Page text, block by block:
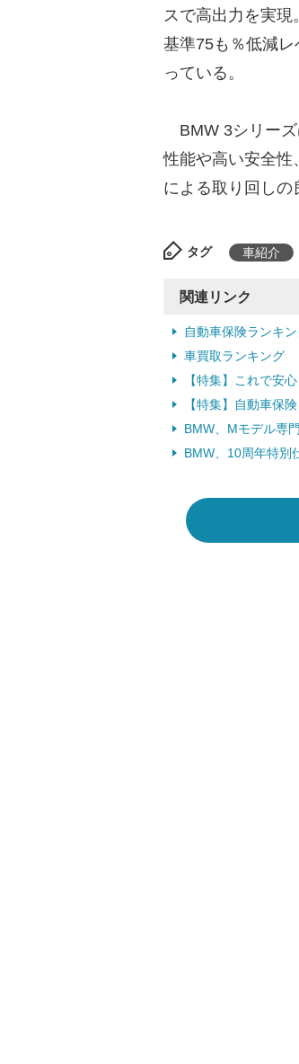
スで高出力を実
基準75も％低減
っている。
BMW 3シリーズ
性能や高い安全性
による取り回しの
タグ 車紹介
関連リンク
自動車保険ランキ
車買取ランキング
【特集】これで安
【特集】自動車保
BMW、Mモデル専
BMW、10周年特別